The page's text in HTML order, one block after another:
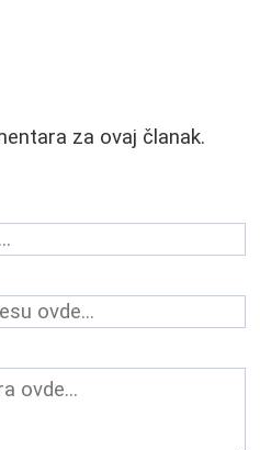
za ovaj članak.